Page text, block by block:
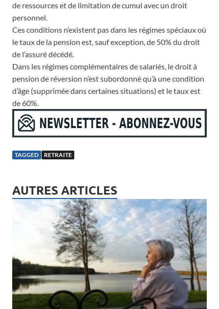
de ressources et de limitation de cumul avec un droit
personnel.
Ces conditions n’existent pas dans les régimes spéciaux où
le taux de la pension est, sauf exception, de 50% du droit
de l’assuré décédé.
Dans les régimes complémentaires de salariés, le droit à
pension de réversion n’est subordonné qu’à une condition
d’âge (supprimée dans certaines situations) et le taux est
de 60%.
TAGGED RETRAITE
AUTRES ARTICLES